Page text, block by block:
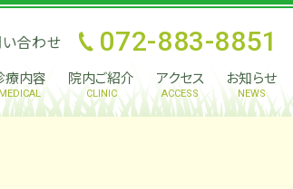
合わせ 072-883-8851
療内容
MEDICAL
院内ご紹介
CLINIC
アクセス
ACCESS
お知らせ
NEWS